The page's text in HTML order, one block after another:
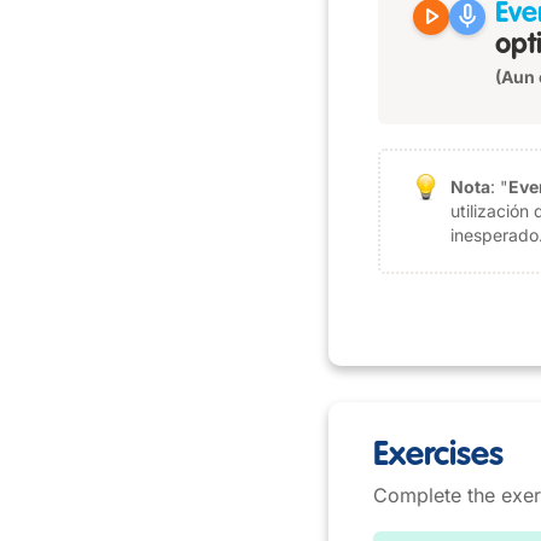
play_arrow mic
(Aun
Nota: "
utilización
inesperado.
Exercises
Complete the